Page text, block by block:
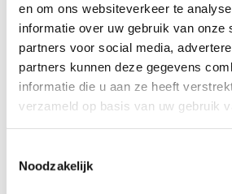
en om ons websiteverkeer te
informatie over uw gebruik van onze
partners voor social media,
partners kunnen deze gegevens
informatie die u aan ze heeft
verzameld op basis van uw gebruik
Noodzakelijk
Beschrijving